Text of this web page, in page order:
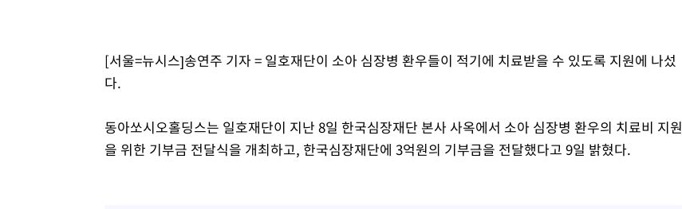
[서울=뉴시스]송연주 기자 = 일호재단이 소아 심장병 환우들이 적기에 치료받을 수 있도록 지원에 나섰
다.
동아쏘시오홀딩스는 일호재단이 지난 8일 한국심장재단 본사 사옥에서 소아 심장병 환우의 치료비 지원
을 위한 기부금 전달식을 개최하고, 한국심장재단에 3억원의 기부금을 전달했다고 9일 밝혔다.